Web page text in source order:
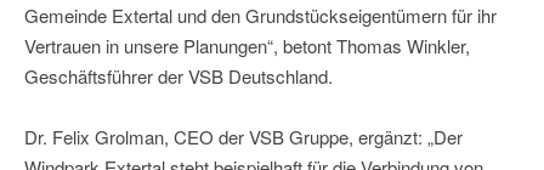
Gemeinde Extertal und den Grundstückseigentümern für ihr
Vertrauen in unsere Planungen“, betont Thomas Winkler,
Geschäftsführer der VSB Deutschland.
Dr. Felix Grolman, CEO der VSB Gruppe, ergänzt: „Der